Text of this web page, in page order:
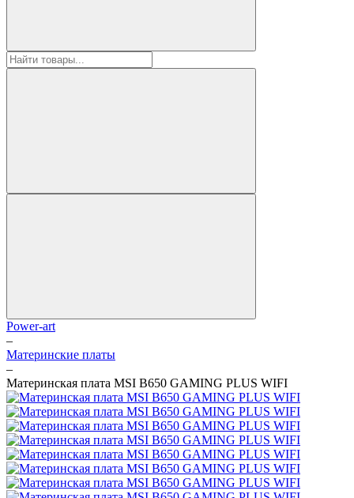
Power-art
–
Материнские платы
–
Материнская плата MSI B650 GAMING PLUS WIFI